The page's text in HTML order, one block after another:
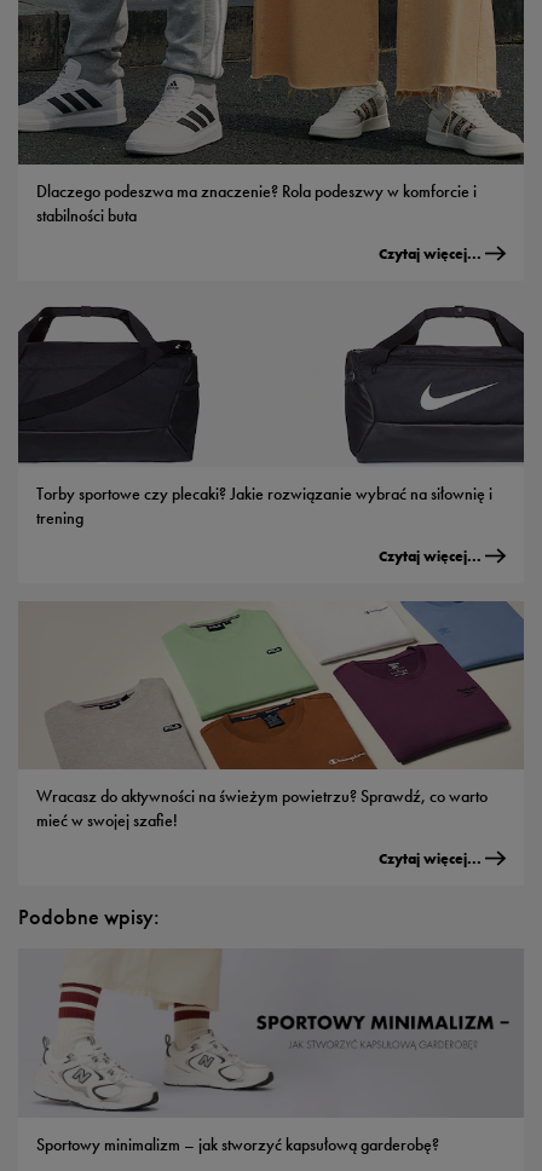
Dlaczego podeszwa ma znaczenie? Rola podeszwy w komforcie i
stabilności buta
Czytaj więcej...
Torby sportowe czy plecaki? Jakie rozwiązanie wybrać na siłownię i
trening
Czytaj więcej...
Wracasz do aktywności na świeżym powietrzu? Sprawdź, co warto
mieć w swojej szafie!
Czytaj więcej...
Podobne wpisy:
Sportowy minimalizm – jak stworzyć kapsułową garderobę?